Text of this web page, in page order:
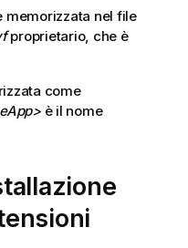
memorizzata nel file
proprietario, che è
come
è il nome